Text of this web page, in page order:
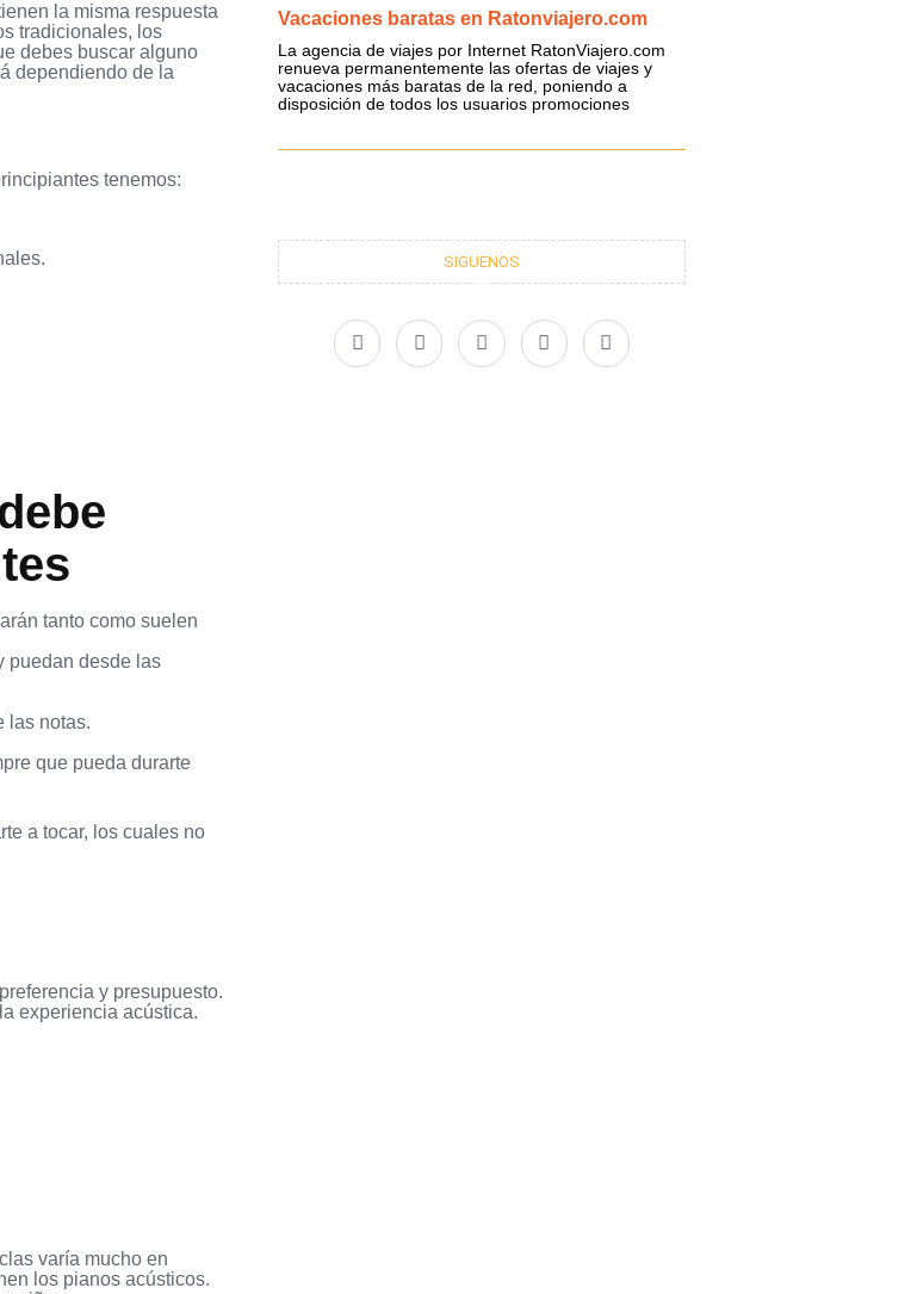
la misma respuesta
tradicionales, los
debes buscar alguno
dependiendo de la
tenemos:
tanto como suelen
puedan desde las
las notas.
que pueda durarte
a tocar, los cuales no
y presupuesto.
experiencia acústica.
varía mucho en
los pianos acústicos.
Vacaciones baratas en Ratonviajero.com
La agencia de viajes por Internet RatonViajero.com
renueva permanentemente las ofertas de viajes y
vacaciones más baratas de la red, poniendo a
disposición de todos los usuarios promociones
SIGUENOS
a
c
e
-
t
w
n
s
t
i
n
k
o
u
t